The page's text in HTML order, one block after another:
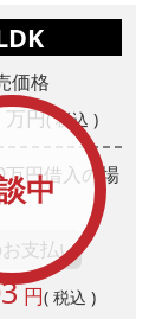
中
価格
万円( 税込 )
万円借入の場
支払い
円( 税込 )
何ですか? （複
ワード